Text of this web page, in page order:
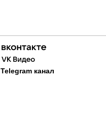
Telegram канал